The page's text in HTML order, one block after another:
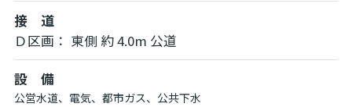
接 道
Ｄ区画： 東側 約 4.0m 公道
設 備
公営水道、電気、都市ガス、公共下水